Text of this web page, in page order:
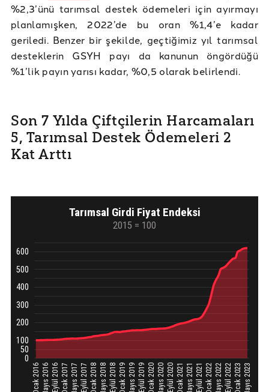
%2,3’ünü tarımsal destek ödemeleri için ayırmayı
planlamışken, 2022’de bu oran %1,4’e kadar
geriledi. Benzer bir şekilde, geçtiğimiz yıl tarımsal
desteklerin GSYH payı da kanunun öngördüğü
%1’lik payın yarısı kadar, %0,5 olarak belirlendi.
Son 7 Yılda Çiftçilerin Harcamaları
5, Tarımsal Destek Ödemeleri 2
Kat Arttı